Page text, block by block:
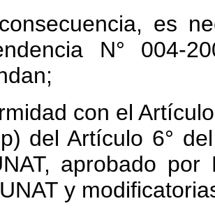
es
N° 004-
con el
del Artículo 6°
aprobado por
y